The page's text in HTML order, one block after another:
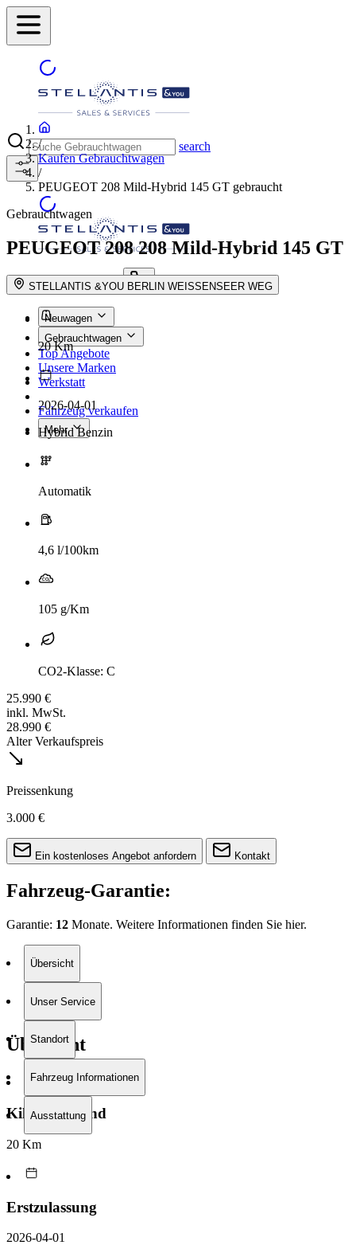
search
suche button - icon Händler finden
Neuwagen
Gebrauchtwagen
Top Angebote
Unsere Marken
Werkstatt
Fahrzeug verkaufen
Mehr
/
Kaufen Gebrauchtwagen
/
PEUGEOT 208 Mild-Hybrid 145 GT gebraucht
Gebrauchtwagen
PEUGEOT 208208 Mild-Hybrid 145 GT
STELLANTIS &YOU BERLIN WEISSENSEER WEG
20 Km
2026-04-01
Hybrid Benzin
Automatik
4,6 l/100km
105 g/Km
CO2-Klasse: C
25.990 €
inkl. MwSt.
28.990 €
Alter Verkaufspreis
Preissenkung
3.000 €
Ein kostenloses Angebot anfordern Kontakt
Fahrzeug-Garantie:
Garantie: 12 Monate. Weitere Informationen finden Sie hier.
Übersicht
Unser Service
Standort
Fahrzeug Informationen
Ausstattung
Übersicht
Kilometerstand
20 Km
Erstzulassung
2026-04-01